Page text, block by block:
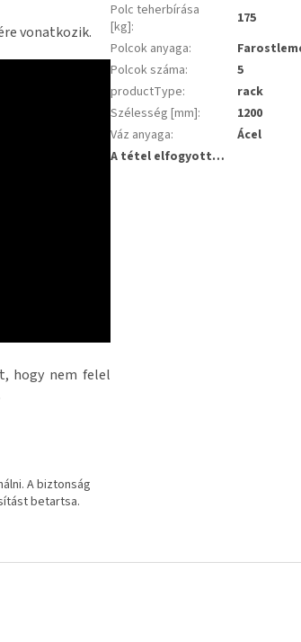
vonatkozik.
hogy nem felel
A biztonság
betartsa.
Polc teherbírása
[kg]:
175
Polcok anyaga:
Polcok száma:
5
productType:
rack
Szélesség [mm]:
1200
Váz anyaga:
Ácel
A tétel elfogyott…